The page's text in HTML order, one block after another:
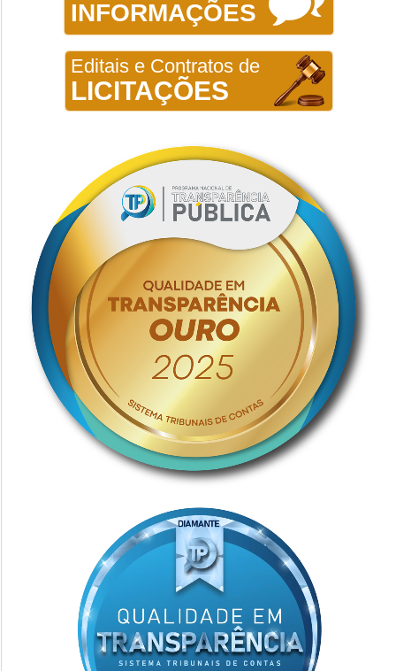
INFORMAÇÕES
Editais e Contratos de
LICITAÇÕES